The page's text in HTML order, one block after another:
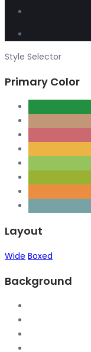
Style Selector
Primary Color
Layout
Wide Boxed
Background